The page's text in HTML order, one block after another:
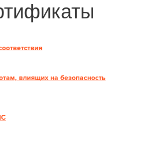
влиящих на безопасность